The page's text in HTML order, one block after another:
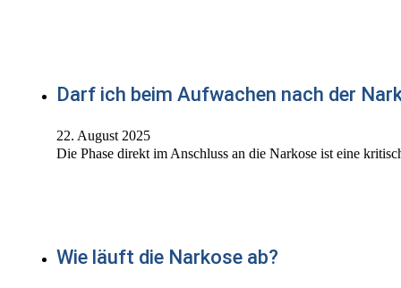
Darf ich beim Aufwachen nach der
22. August 2025
Die Phase direkt im Anschluss an die Narkose ist eine
Wie läuft die Narkose ab?